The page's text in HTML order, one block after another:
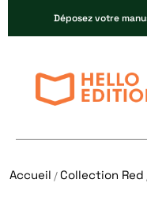
Déposez votre
Accueil /Collection Red